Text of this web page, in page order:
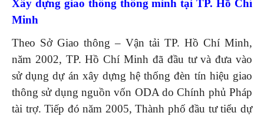
Xây dựng giao thông thông minh tại TP. Hồ Chí
Minh
Theo Sở Giao thông – Vận tải TP. Hồ Chí Minh,
năm 2002, TP. Hồ Chí Minh đã đầu tư và đưa vào
sử dụng dự án xây dựng hệ thống đèn tín hiệu giao
thông sử dụng nguồn vốn ODA do Chính phủ Pháp
tài trợ. Tiếp đó năm 2005, Thành phố đầu tư tiểu dự